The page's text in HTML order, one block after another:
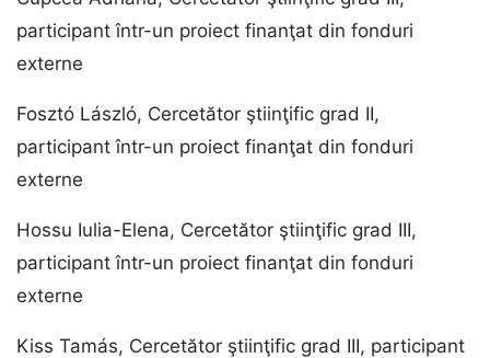
participant într-un proiect finanţat din fonduri
externe
Fosztó László, Cercetător ştiinţific grad II,
participant într-un proiect finanţat din fonduri
externe
Hossu Iulia-Elena, Cercetător ştiinţific grad III,
participant într-un proiect finanţat din fonduri
externe
Kiss Tamás, Cercetător ştiinţific grad III, participant